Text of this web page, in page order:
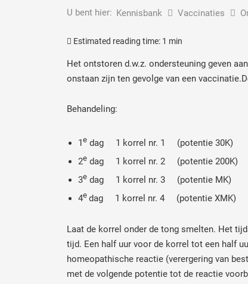
U bent hier: Kennisbank Vaccinaties
Estimated reading time: 1 min
Het ontstoren d.w.z. ondersteuning geven
onstaan zijn ten gevolge van een
Behandeling:
1 edag 1 korrel nr. 1 (potentie 30K)
2edag 1 korrel nr. 2 (potentie 200K)
3edag 1 korrel nr. 3 (potentie MK)
4e dag 1 korrel nr. 4 (potentie XMK)
Laat de korrel onder de tong smelten. Het
tijd. Een half uur voor de korrel tot een half
homeopathische reactie (verergering van
met de volgende potentie tot de reactie